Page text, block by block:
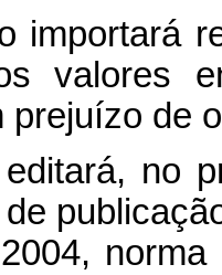
importará
valores
prejuízo de
no